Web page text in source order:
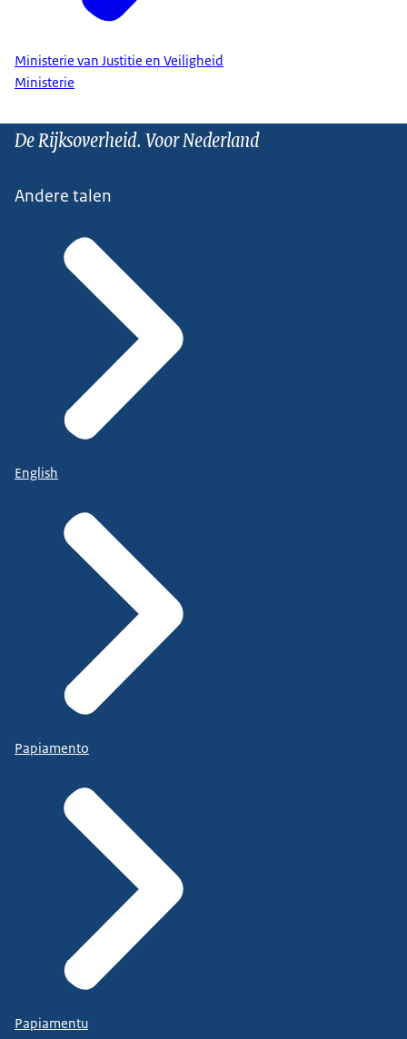
Ministerie van Justitie en Veiligheid
Ministerie
De Rijksoverheid. Voor Nederland
Andere talen
English
Papiamento
Papiamentu